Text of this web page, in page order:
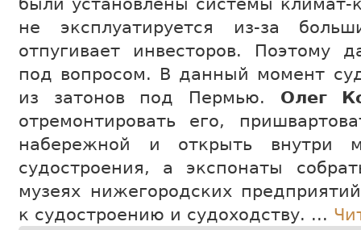
не эксплуатируется из-за
отпугивает инвесторов. Поэтому
под вопросом. В данный момент
из затонов под Пермью. Олег
отремонтировать его,
набережной и открыть внутри
судостроения, а экспонаты
музеях нижегородских
к судостроению и судоходству. ...